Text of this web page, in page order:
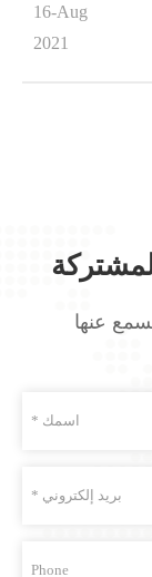
16-Aug
2021